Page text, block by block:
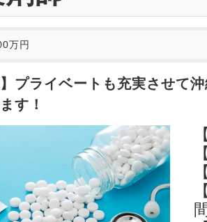
万円
】プライベートも充実させて
す！